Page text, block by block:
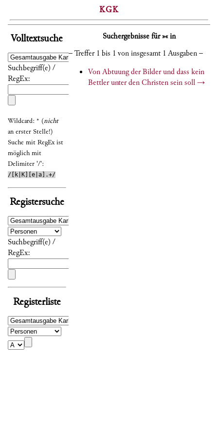
KGK
Volltextsuche
Suchbegriff(e) /
RegEx:
Wildcard: * (nicht
an erster Stelle!)
Suche mit RegEx ist
möglich mit
Delimiter '/':
/[k|K][e|a].+/
Registersuche
Suchbegriff(e) /
RegEx:
Registerliste
Suchergebnisse für »« in
– Treffer 1 bis 1 von insgesamt 1 Ausgaben –
Von Abtuung der Bilder und dass kein
Bettler unter den Christen sein soll→